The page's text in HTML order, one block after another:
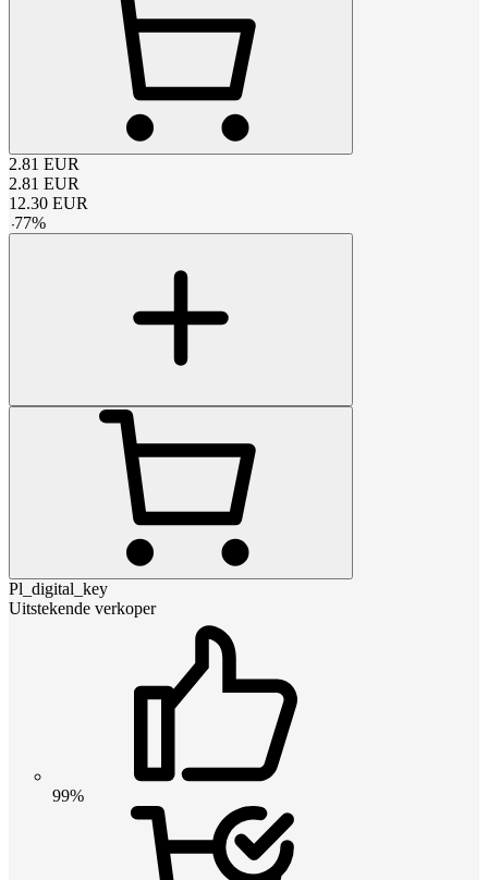
2.81 EUR
2.81 EUR
12.30 EUR
-77%
Pl_digital_key
Uitstekende verkoper
99%